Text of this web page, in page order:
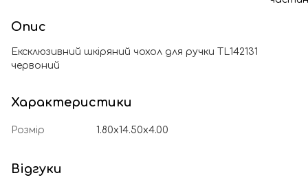
Опис
Ексклюзивний шкіряний чохол для ручки TL142131
червоний
Характеристики
Розмір 1.80x14.50x4.00
Відгуки